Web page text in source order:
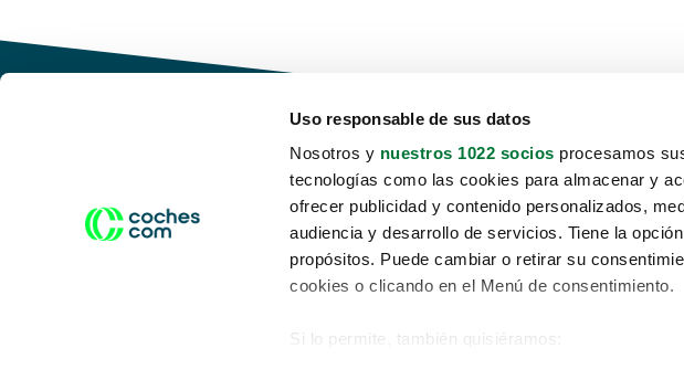
Uso responsable de sus datos
Nosotros y nuestros 1022 socios procesamos
tecnologías como las cookies para almacenar y
ofrecer publicidad y contenido personalizados,
audiencia y desarrollo de servicios. Tiene la
propósitos. Puede cambiar o retirar su
cookies o clicando en el Menú de consentimiento.
Si lo permite, también quisiéramos:
Conduce tu futuro,
desata tu movilidad